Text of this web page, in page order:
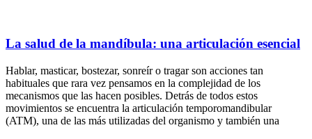
La salud de la mandíbula: una articulación esencial
Hablar, masticar, bostezar, sonreír o tragar son acciones tan
habituales que rara vez pensamos en la complejidad de los
mecanismos que las hacen posibles. Detrás de todos estos
movimientos se encuentra la articulación temporomandibular
(ATM), una de las más utilizadas del organismo y también una